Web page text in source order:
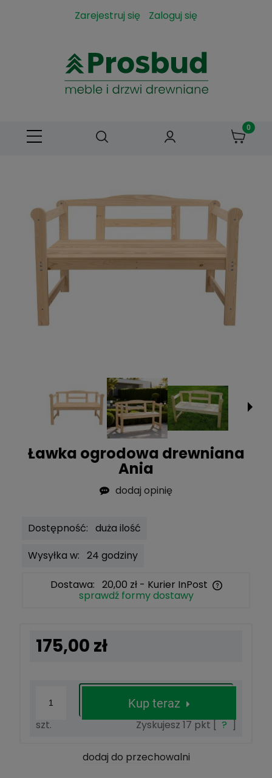
Zarejestruj się Zaloguj się
Ławka ogrodowa drewniana
Ania
dodaj opinię
Dostępność: duża ilość
Wysyłka w: 24 godziny
Dostawa: 20,00 zł - Kurier InPost
Cena nie zawiera ewentualnych kosztów płatności
sprawdź formy dostawy
175,00 zł
szt.
Kup teraz
Zyskujesz 17 pkt [ ?
dodaj do przechowalni